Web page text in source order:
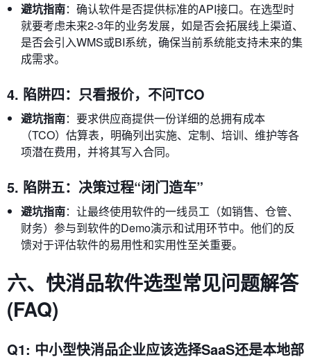
避坑指南：确认软件是否提供标准的API接口。在选型时
就要考虑未来2-3年的业务发展，如是否会拓展线上渠道、
是否会引入WMS或BI系统，确保当前系统能支持未来的集
成需求。
4. 陷阱四：只看报价，不问TCO
避坑指南：要求供应商提供一份详细的总拥有成本
（TCO）估算表，明确列出实施、定制、培训、维护等各
项潜在费用，并将其写入合同。
5. 陷阱五：决策过程“闭门造车”
避坑指南：让最终使用软件的一线员工（如销售、仓管、
财务）参与到软件的Demo演示和试用环节中。他们的反
馈对于评估软件的易用性和实用性至关重要。
六、快消品软件选型常见问题解答
(FAQ)
Q1: 中小型快消品企业应该选择SaaS还是本地部